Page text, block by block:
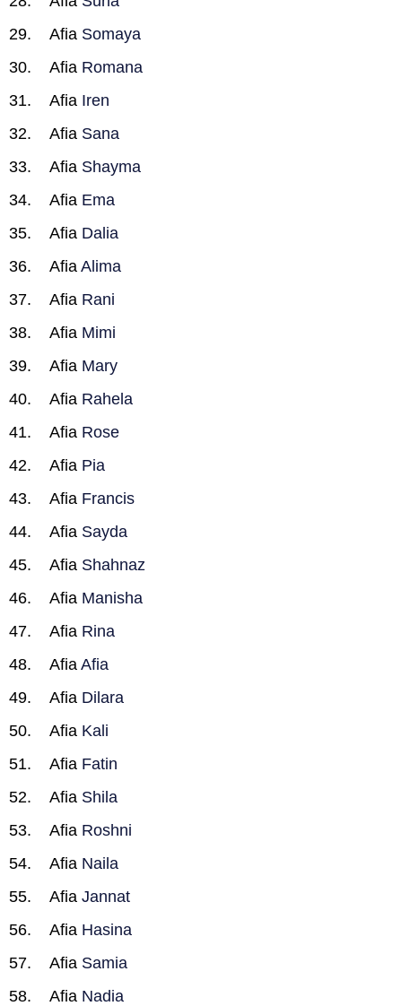
Afia Somaya
Afia Romana
Afia Iren
Afia Sana
Afia Shayma
Afia Ema
Afia Dalia
Afia Alima
Afia Rani
Afia Mimi
Afia Mary
Afia Rahela
Afia Rose
Afia Pia
Afia Francis
Afia Sayda
Afia Shahnaz
Afia Manisha
Afia Rina
Afia Afia
Afia Dilara
Afia Kali
Afia Fatin
Afia Shila
Afia Roshni
Afia Naila
Afia Jannat
Afia Hasina
Afia Samia
Afia Nadia